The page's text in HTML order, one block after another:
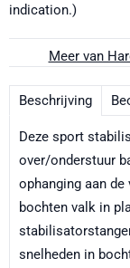
indication.)
Meer van
Beschrijving
Deze sport
over/onderstuur
ophanging aan
bochten valk in
snelheden in